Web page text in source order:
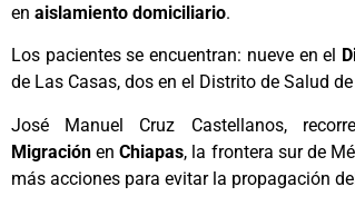
en aislamiento domiciliario.
Los pacientes se encuentran: nueve en el
de Las Casas, dos en el Distrito de Salud de
José Manuel Cruz Castellanos,
Migración enChiapas, la frontera sur de
más acciones para evitar la propagación